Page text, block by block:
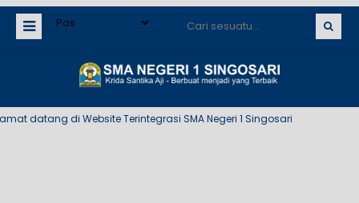
datang di Website Terintegrasi SMA Negeri 1 Singosari